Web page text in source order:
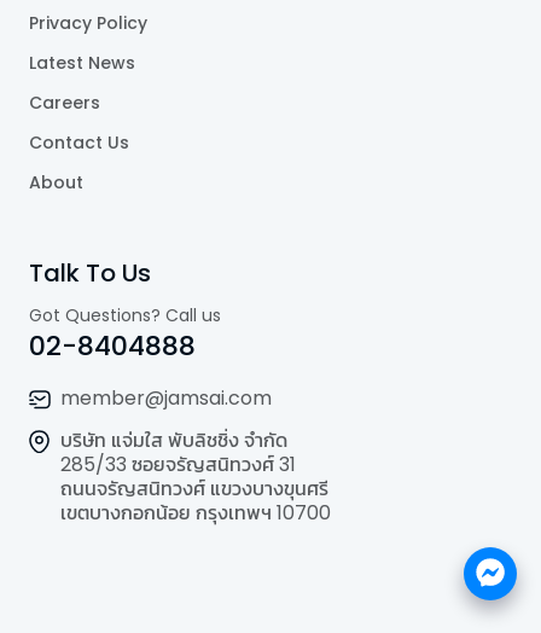
Privacy Policy
Latest News
Careers
Contact Us
About
Talk To Us
Got Questions? Call us
02-8404888
member@jamsai.com
บริษัท แจ่มใส พับลิชชิ่ง จำกัด
285/33 ซอยจรัญสนิทวงศ์ 31
ถนนจรัญสนิทวงศ์ แขวงบางขุนศรี
เขตบางกอกน้อย กรุงเทพฯ 10700